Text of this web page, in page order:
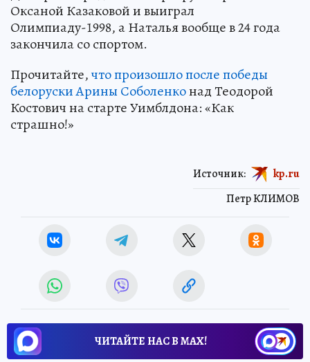
Оксаной Казаковой и выиграл
Олимпиаду-1998, а Наталья вообще в 24 года
закончила со спортом.
Прочитайте,что произошло после победы
белоруски Арины Соболенконад Теодорой
Костович на старте Уимблдона: «Как
страшно!»
Петр КЛИМОВ
Источник: kp.ru
ЧИТАЙТЕ НАС В МАХ!